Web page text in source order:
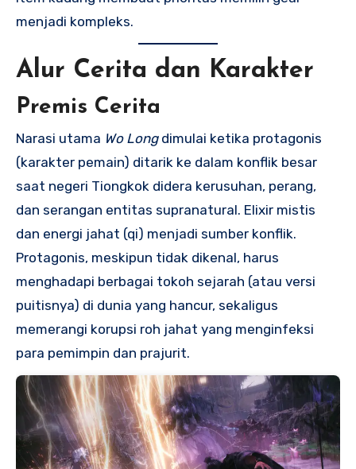
menjadi kompleks.
Alur Cerita dan Karakter
Premis Cerita
Narasi utama Wo Longdimulai ketika protagonis
(karakter pemain) ditarik ke dalam konflik besar
saat negeri Tiongkok didera kerusuhan, perang,
dan serangan entitas supranatural. Elixir mistis
dan energi jahat (qi) menjadi sumber konflik.
Protagonis, meskipun tidak dikenal, harus
menghadapi berbagai tokoh sejarah (atau versi
puitisnya) di dunia yang hancur, sekaligus
memerangi korupsi roh jahat yang menginfeksi
para pemimpin dan prajurit.